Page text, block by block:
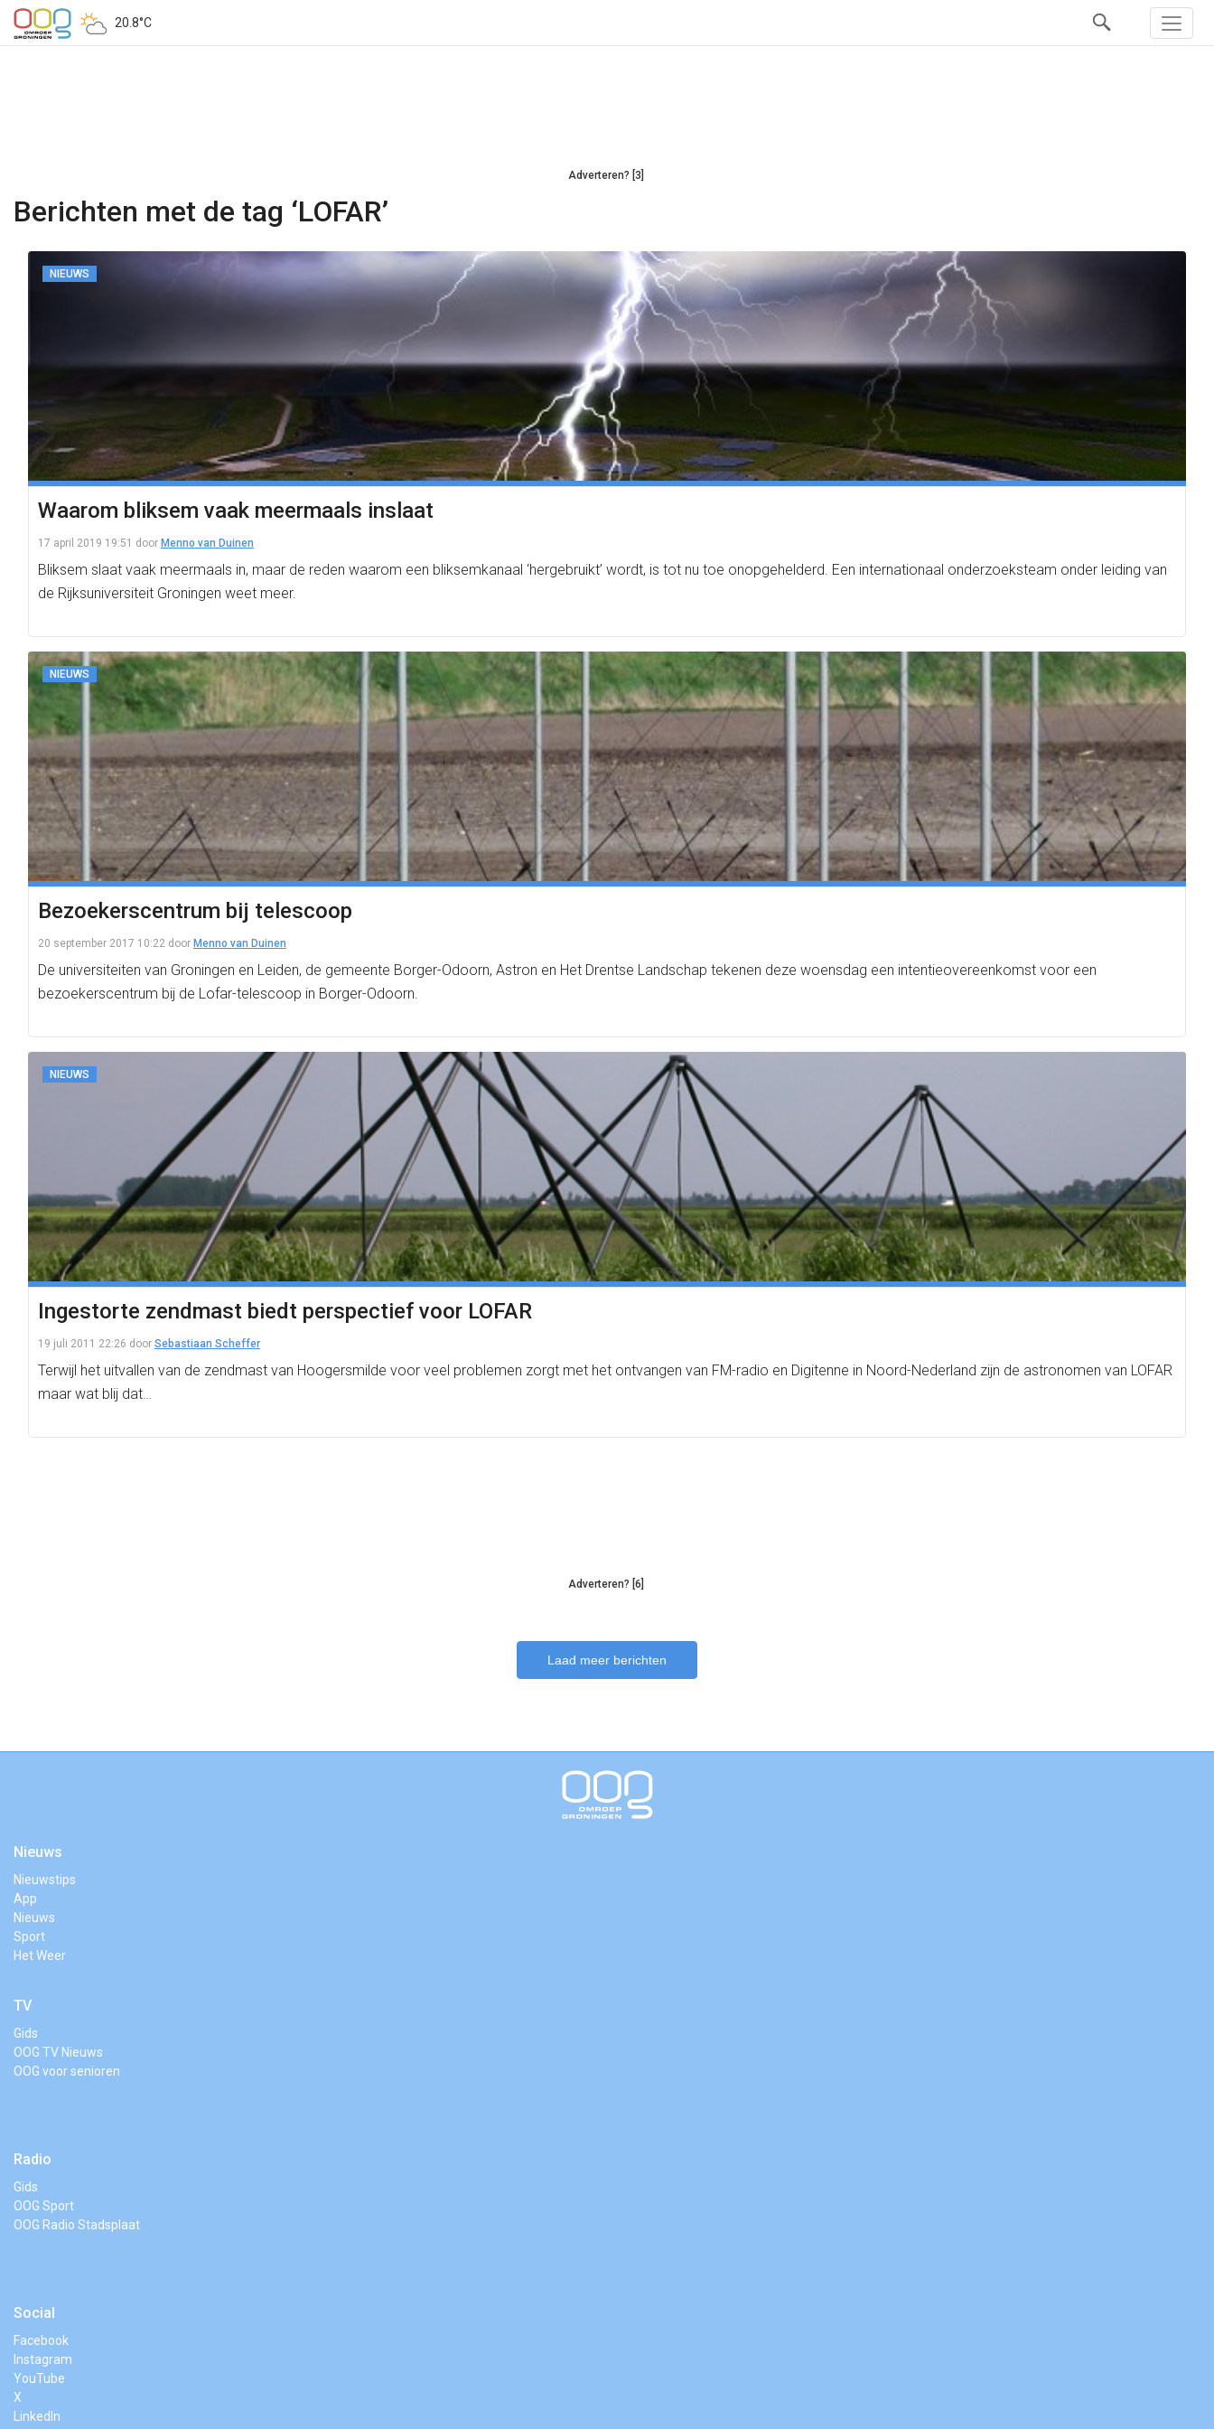
20.8°C
Adverteren? [3]
Berichten met de tag ‘LOFAR’
NIEUWS
Waarom bliksem vaak meermaals inslaat
17 april 2019 19:51 door Menno van Duinen
Bliksem slaat vaak meermaals in, maar de reden waarom een bliksemkanaal ‘hergebruikt’ wordt, is tot nu toe onopgehelderd. Een internationaal onderzoeksteam onder leiding van
de Rijksuniversiteit Groningen weet meer.
NIEUWS
Bezoekerscentrum bij telescoop
20 september 2017 10:22 door Menno van Duinen
De universiteiten van Groningen en Leiden, de gemeente Borger-Odoorn, Astron en Het Drentse Landschap tekenen deze woensdag een intentieovereenkomst voor een
bezoekerscentrum bij de Lofar-telescoop in Borger-Odoorn.
NIEUWS
Ingestorte zendmast biedt perspectief voor LOFAR
19 juli 2011 22:26 door Sebastiaan Scheffer
Terwijl het uitvallen van de zendmast van Hoogersmilde voor veel problemen zorgt met het ontvangen van FM-radio en Digitenne in Noord-Nederland zijn de astronomen van LOFAR
maar wat blij dat…
Adverteren? [6]
Laad meer berichten
Nieuws
Nieuwstips
App
Nieuws
Sport
Het Weer
TV
Gids
OOG TV Nieuws
OOG voor senioren
Radio
Gids
OOG Sport
OOG Radio Stadsplaat
Social
Facebook
Instagram
YouTube
X
LinkedIn